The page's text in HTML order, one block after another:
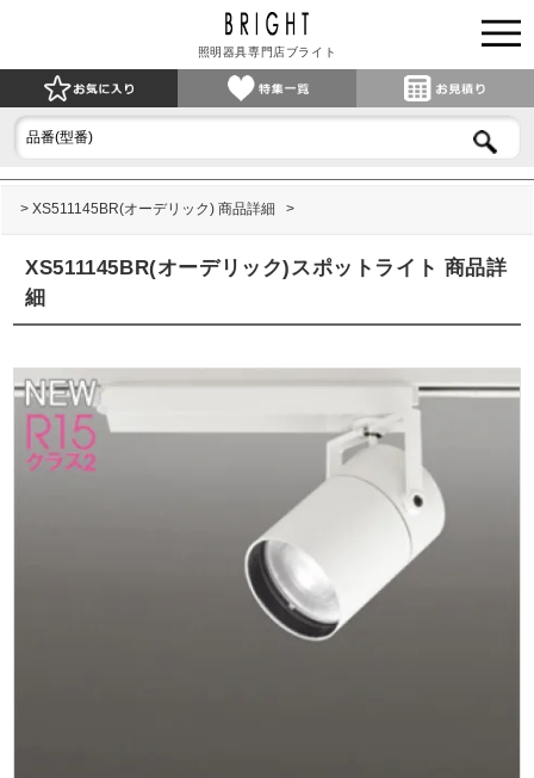
照明器具専門店ブライト
XS511145BR(オーデリック) 商品詳細
XS511145BR(オーデリック)スポットライト 商品詳
細